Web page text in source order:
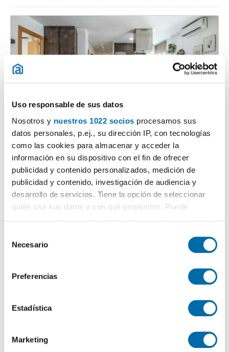
Uso responsable de sus datos
Nosotros y nuestros 1022 socios procesamos sus
datos personales, p.ej., su dirección IP, con tecnologías
como las cookies para almacenar y acceder la
información en su dispositivo con el fin de ofrecer
publicidad y contenido personalizados, medición de
publicidad y contenido, investigación de audiencia y
desarrollo de servicios. Tiene la opción de seleccionar
quién usa sus datos y con qué propósitos. Puede
el Menú de consentimiento.
Recopilar información sobre su ubicación geográfica
Identificar su dispositivo analizándolo activamente
para buscar características específicas (huellas
Obtenga más información sobre cómo se procesan sus
Necesario
Preferencias
Estadística
Marketing
1.500€
73m Piso
Quatre Carreres, Na Rovella, Valencia
Llamar
Contactar
Máx. 10km
1.400€ Máx. 10km